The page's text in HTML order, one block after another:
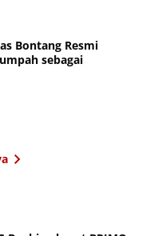
Bontang Resmi
sebagai